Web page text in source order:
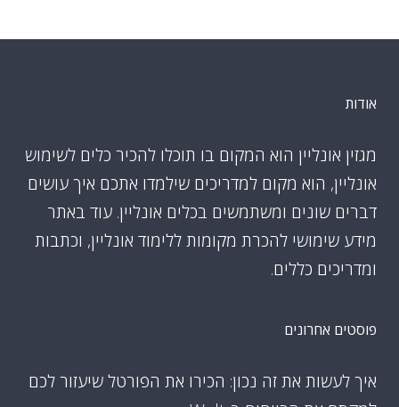
אודות
מגזין אונליין הוא המקום בו תוכלו להכיר כלים לשימוש
אונליין, הוא מקום למדריכים שילמדו אתכם איך עושים
דברים שונים ומשתמשים בכלים אונליין. עוד באתר
מידע שימושי להכרת מקומות ללימוד אונליין, וכתבות
ומדריכים כללים.
פוסטים אחרונים
איך לעשות את זה נכון: הכירו את הפורטל שיעזור לכם